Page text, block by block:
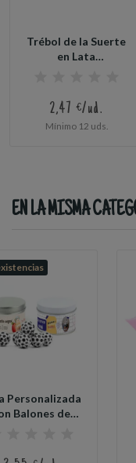
Trébol de la Suerte
en Lata
2,47 €/ud.
Mínimo 12 uds.
EN LA MISMA
Personalizada
Balones de